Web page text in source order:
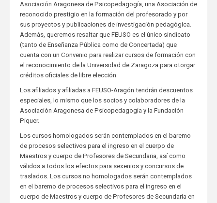
Asociación Aragonesa de Psicopedagogía, una Asociación de
reconocido prestigio en la formación del profesorado y por
sus proyectos y publicaciones de investigación pedagógica.
Además, queremos resaltar que FEUSO es el único sindicato
(tanto de Enseñanza Pública como de Concertada) que
cuenta con un Convenio para realizar cursos de formación con
el reconocimiento de la Universidad de Zaragoza para otorgar
créditos oficiales de libre elección.
Los afiliados y afiliadas a FEUSO-Aragón tendrán descuentos
especiales, lo mismo que los socios y colaboradores de la
Asociación Aragonesa de Psicopedagogía y la Fundación
Piquer.
Los cursos homologados serán contemplados en el baremo
de procesos selectivos para el ingreso en el cuerpo de
Maestros y cuerpo de Profesores de Secundaria, así como
válidos a todos los efectos para sexenios y concursos de
traslados. Los cursos no homologados serán contemplados
en el baremo de procesos selectivos para el ingreso en el
cuerpo de Maestros y cuerpo de Profesores de Secundaria en